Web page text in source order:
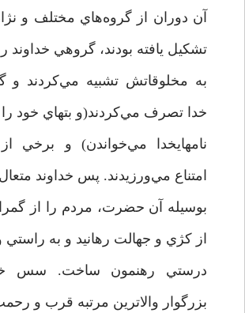
آن دوران از گروه‌هاي مختلف و
تشکيل يافته بودند، گروهي خداوند را
به مخلوقاتش تشبيه مي‌کردند و
خدا تصرف مي‌کردند(و بتهاي خود را
نامهايخدا مي‌خواندن) و برخي
امتناع مي‌‌ورزيدند. پس خداوند متعال
بوسيله آن حضرت، مردم را از
از کژي و جهالت رهانيد و به راستي
درستي رهنمون ساخت. سس
بزرگوار والاترين مرتبه قرب و